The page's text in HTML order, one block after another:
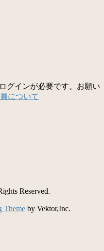
グインが必要です。お願い
について
Reserved.
Theme by Vektor,Inc.